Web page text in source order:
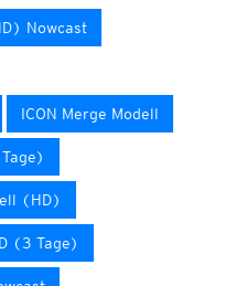
Nowcast
ICON Merge Modell
(HD)
(3 Tage)